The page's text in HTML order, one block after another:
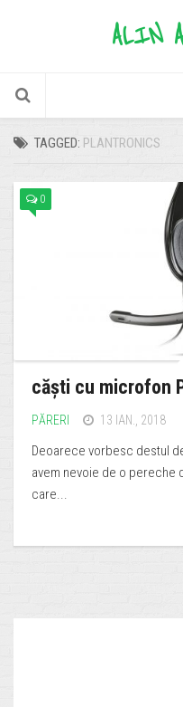
ALIN
timp liber
păreri
TAGGED: PLANTRONICS
0
căști cu microfon
PĂRERI 13 IAN., 2018
Deoarece vorbesc destul
avem nevoie de o pereche
care...